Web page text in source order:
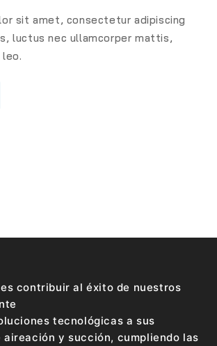
sit amet, consectetur adipiscing
luctus nec ullamcorper mattis,
contribuir al éxito de nuestros
tecnológicas a sus
aireación y succión, cumpliendo las